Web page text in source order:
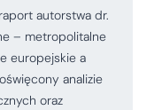
autorstwa dr.
– metropolitalne
europejskie a
analizie
oraz